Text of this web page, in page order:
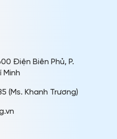
Điện Biên Phủ, P.
Minh
(Ms. Khanh Trương)